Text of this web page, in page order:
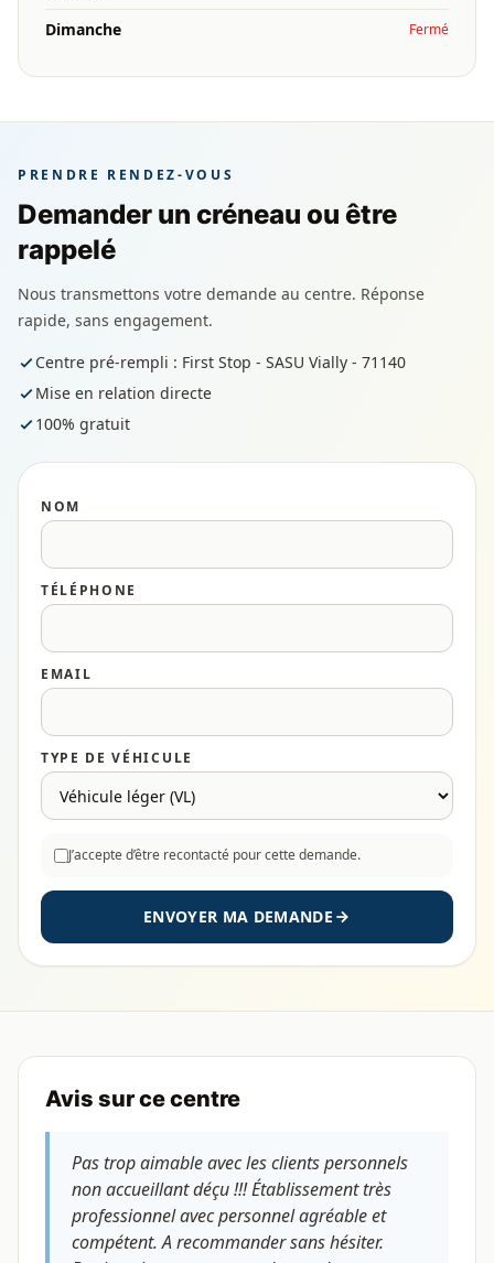
Dimanche Fermé
PRENDRE RENDEZ-VOUS
Demander un créneau ou être
rappelé
Nous transmettons votre demande au centre. Réponse
rapide, sans engagement.
Centre pré-rempli : First Stop - SASU Vially - 71140
Mise en relation directe
100% gratuit
NOM
TÉLÉPHONE
EMAIL
TYPE DE VÉHICULE
J’accepte d’être recontacté pour cette demande.
ENVOYER MA DEMANDE
Avis sur ce centre
Pas trop aimable avec les clients personnels
non accueillant déçu !!! Établissement très
professionnel avec personnel agréable et
compétent. A recommander sans hésiter.